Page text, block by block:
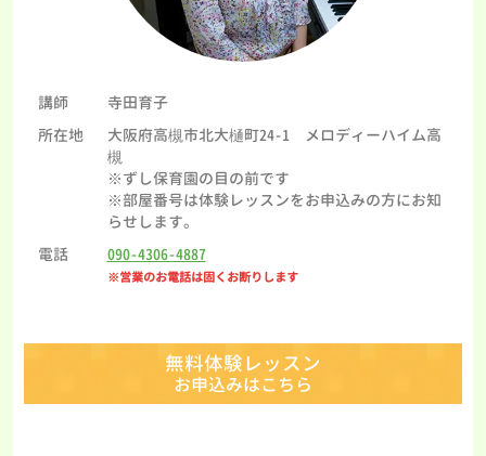
講師
寺田育子
所在地
大阪府高槻市北大樋町24-1 メロディーハイム高
槻
※ずし保育園の目の前です
※部屋番号は体験レッスンをお申込みの方にお知
らせします。
電話
090-4306-4887
※営業のお電話は固くお断りします
無料体験レッスン
お申込みはこちら